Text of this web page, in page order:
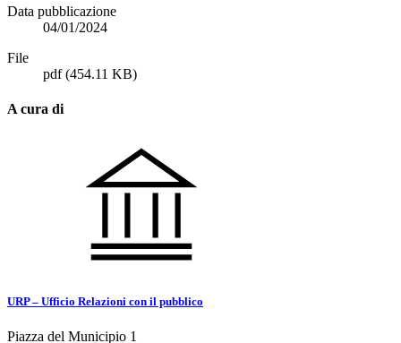
Data pubblicazione
04/01/2024
File
pdf(454.11 KB)
A cura di
URP – Ufficio Relazioni con il pubblico
Piazza del Municipio 1